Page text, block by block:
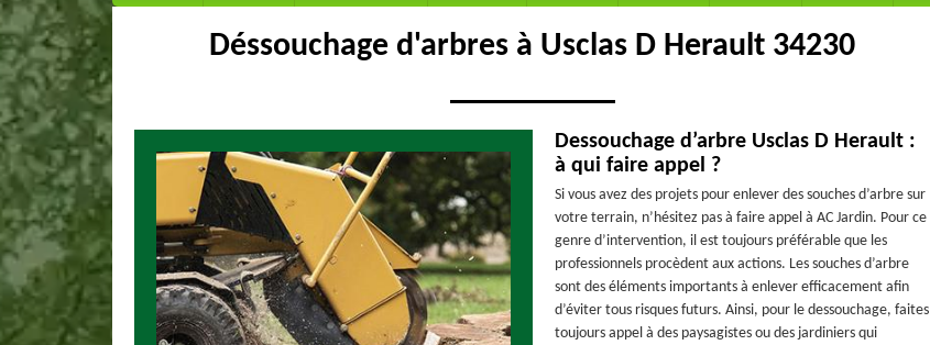
Déssouchage d'arbres à Usclas D Herault 34230
Dessouchage d’arbre Usclas D Herault :
à qui faire appel ?
Si vous avez des projets pour enlever des souches d’arbre sur
votre terrain, n’hésitez pas à faire appel à AC Jardin. Pour ce
genre d’intervention, il est toujours préférable que les
professionnels procèdent aux actions. Les souches d’arbre
sont des éléments importants à enlever efficacement afin
d’éviter tous risques futurs. Ainsi, pour le dessouchage, faites
toujours appel à des paysagistes ou des jardiniers qui